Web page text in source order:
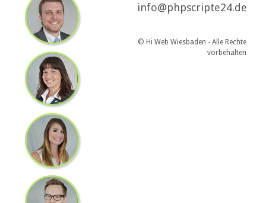
info@phpscripte24.de
© Hi Web Wiesbaden - Alle Rechte
vorbehalten